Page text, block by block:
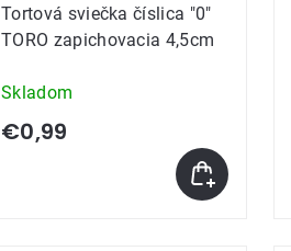
Tortová sviečka číslica "0"
TORO zapichovacia 4,5cm
Skladom
€0,99